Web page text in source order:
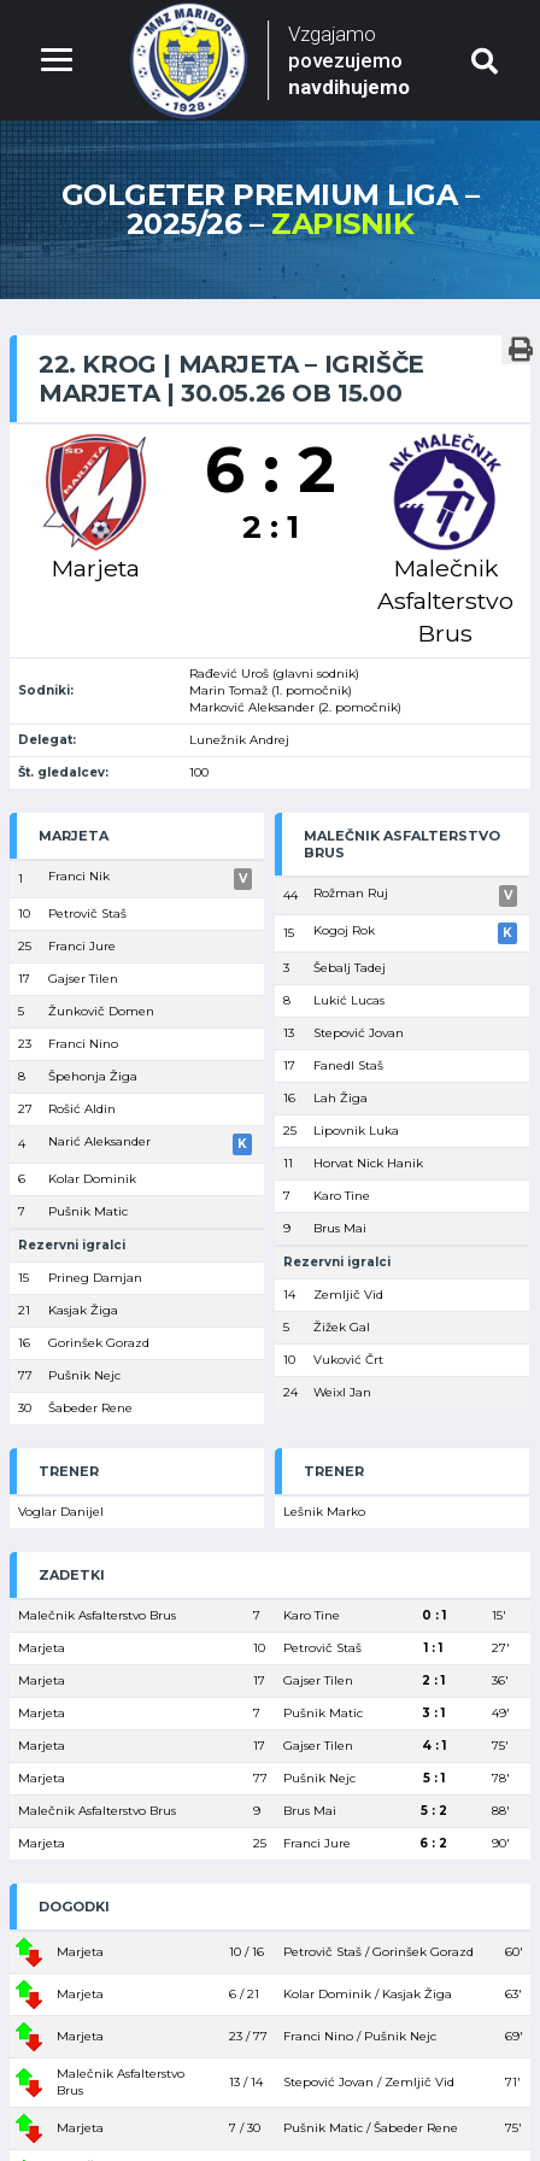
Vzgajamo
povezujemo
navdihujemo
GOLGETER PREMIUM LIGA –
2025/26 –ZAPISNIK
22. KROG | MARJETA – IGRIŠČE
MARJETA | 30.05.26 OB 15.00
Marjeta
6 : 2
2 : 1
Malečnik
Asfalterstvo
Brus
Sodniki:
Rađević Uroš (glavni sodnik)
Marin Tomaž (1. pomočnik)
Marković Aleksander (2. pomočnik)
Delegat: Lunežnik Andrej
Št. gledalcev: 100
MARJETA
1 Franci Nik V
10 Petrovič Staš
25 Franci Jure
17 Gajser Tilen
5 Žunkovič Domen
23 Franci Nino
8 Špehonja Žiga
27 Rošić Aldin
4 Narić Aleksander K
6 Kolar Dominik
7 Pušnik Matic
Rezervni igralci
15 Prineg Damjan
21 Kasjak Žiga
16 Gorinšek Gorazd
77 Pušnik Nejc
30 Šabeder Rene
MALEČNIK ASFALTERSTVO
BRUS
44 Rožman Ruj V
15 Kogoj Rok K
3 Šebalj Tadej
8 Lukić Lucas
13 Stepović Jovan
17 Fanedl Staš
16 Lah Žiga
25 Lipovnik Luka
11 Horvat Nick Hanik
7 Karo Tine
9 Brus Mai
Rezervni igralci
14 Zemljič Vid
5 Žižek Gal
10 Vuković Črt
24 Weixl Jan
TRENER
Voglar Danijel
TRENER
Lešnik Marko
ZADETKI
Malečnik Asfalterstvo Brus 7 Karo Tine 0 : 1 15′
Marjeta 10 Petrovič Staš 1 : 1 27′
Marjeta 17 Gajser Tilen 2 : 1 36′
Marjeta 7 Pušnik Matic 3 : 1 49′
Marjeta 17 Gajser Tilen 4 : 1 75′
Marjeta 77 Pušnik Nejc 5 : 1 78′
Malečnik Asfalterstvo Brus 9 Brus Mai 5 : 2 88′
Marjeta 25 Franci Jure 6 : 2 90′
DOGODKI
Marjeta 10 / 16 Petrovič Staš / Gorinšek Gorazd 60′
Marjeta 6 / 21 Kolar Dominik / Kasjak Žiga 63′
Marjeta 23 / 77 Franci Nino / Pušnik Nejc 69′
Malečnik Asfalterstvo
Brus
13 / 14 Stepović Jovan / Zemljič Vid 71′
Marjeta 7 / 30 Pušnik Matic / Šabeder Rene 75′